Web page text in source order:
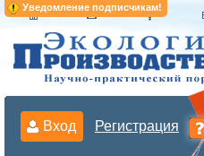
Уведомление подписчикам!
Вход Регистрация